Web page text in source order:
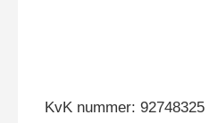
KvK nummer: 92748325